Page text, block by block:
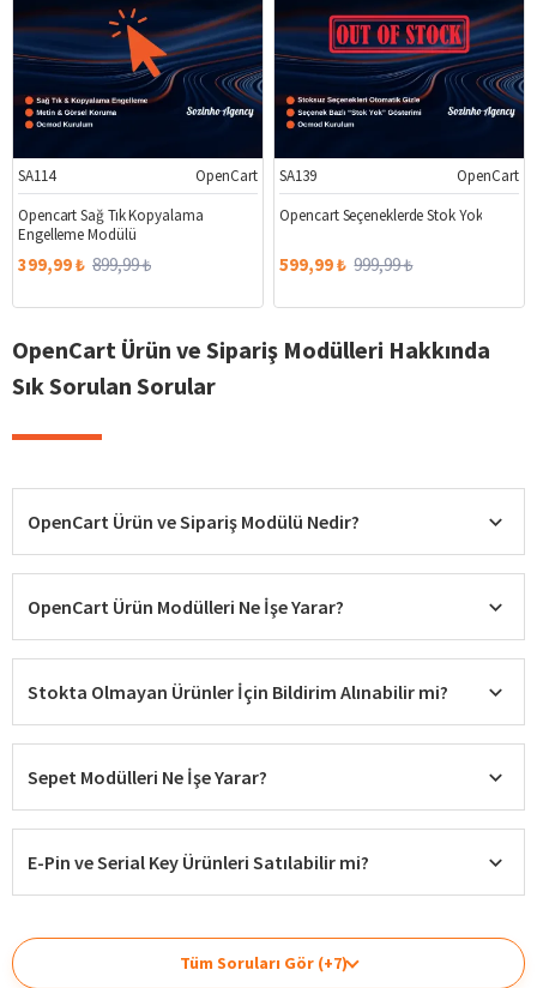
%56
SA114
OpenCart
Opencart Sağ Tık Kopyalama
Engelleme Modülü
399,99 ₺ 899,99 ₺
%40
SA139
OpenCart
Opencart Seçeneklerde Stok Yok
599,99 ₺ 999,99 ₺
OpenCart Ürün ve Sipariş Modülleri Hakkında
Sık Sorulan Sorular
OpenCart Ürün ve Sipariş Modülü Nedir?
OpenCart Ürün Modülleri Ne İşe Yarar?
Stokta Olmayan Ürünler İçin Bildirim Alınabilir mi?
Sepet Modülleri Ne İşe Yarar?
E-Pin ve Serial Key Ürünleri Satılabilir mi?
Tüm Soruları Gör (+7)